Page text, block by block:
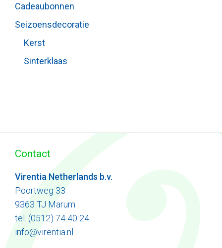
Cadeaubonnen
Seizoensdecoratie
Kerst
Sinterklaas
Contact
Virentia Netherlands b.v.
Poortweg 33
9363 TJ Marum
tel. (0512) 74 40 24
info@virentia.nl